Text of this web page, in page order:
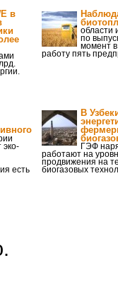
в
области
по
момент
работу пять
эко-
есть
В
ГЭФ
работают на
продвижения на
биогазовых